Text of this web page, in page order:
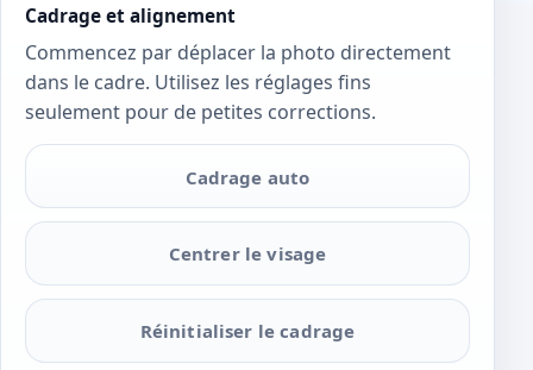
Cadrage et alignement
Commencez par déplacer la photo directement
dans le cadre. Utilisez les réglages fins
seulement pour de petites corrections.
Cadrage auto
Centrer le visage
Réinitialiser le cadrage